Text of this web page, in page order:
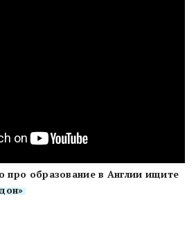
образование в Англии ищите
.